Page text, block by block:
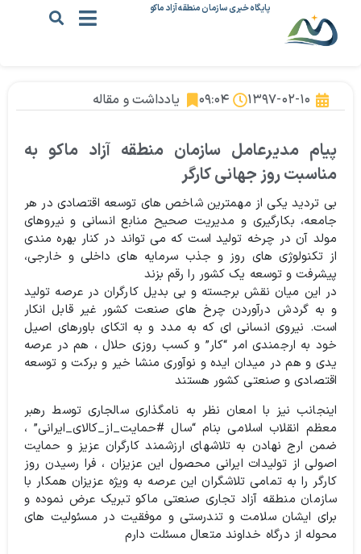
پایگاه خبری سازمان منطقه آزاد ماکو
۱۳۹۷-۰۲-۱۰ ۰۹:۰۴ یادداشت و مقاله
پیام مدیرعامل سازمان منطقه آزاد ماکو به
مناسبت روز جهانی کارگر
بی تردید یکی از مهمترین شاخص های توسعه اقتصادی در هر
جامعه، بکارگیری و مدیریت صحیح منابع انسانی و نیروهای
مولد آن در چرخه تولید است که می تواند در کنار بهره مندی
از تکنولوژی های روز و جذب سرمایه های داخلی و خارجی،
پیشرفت و توسعه یک کشور را رقم بزند
در این میان نقش برجسته و بی بدیل کارگران در عرصه تولید
و به گردش درآوردن چرخ های صنعت کشور غیر قابل انکار
است. نیروی انسانی ای که به مدد و به اتکای باورهای اصیل
خود به ارجمندی امر “کار” و کسب روزی حلال ، هم در عرصه
یدی و هم در میدان ایده و نوآوری منشا خیر و برکت و توسعه
اقتصادی و صنعتی کشور هستند
اینجانب نیز با امعان نظر به نامگذاری سالجاری توسط رهبر
معظم انقلاب اسلامی بنام “سال #حمایت_از_کالای_ایرانی” ،
ضمن ارج نهادن به تلاشهای ارزشمند کارگران عزیز و حمایت
اصولی از تولیدات ایرانی محصول این عزیزان ، فرا رسیدن روز
کارگر را به تمامی تلاشگران این عرصه به ویژه عزیزان همکار با
سازمان منطقه آزاد تجاری صنعتی ماکو تبریک عرض نموده و
برای ایشان سلامت و تندرستی و موفقیت در مسئولیت های
محوله از درگاه خداوند متعال مسئلت دارم